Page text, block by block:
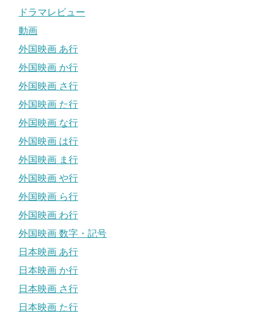
ドラマレビュー
動画
外国映画 あ行
外国映画 か行
外国映画 さ行
外国映画 た行
外国映画 な行
外国映画 は行
外国映画 ま行
外国映画 や行
外国映画 ら行
外国映画 わ行
外国映画 数字・記号
日本映画 あ行
日本映画 か行
日本映画 さ行
日本映画 た行